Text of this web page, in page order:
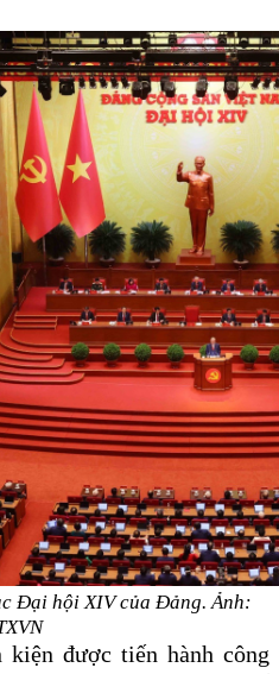
Đại hội XIV của Đảng. Ảnh:
được tiến hành công